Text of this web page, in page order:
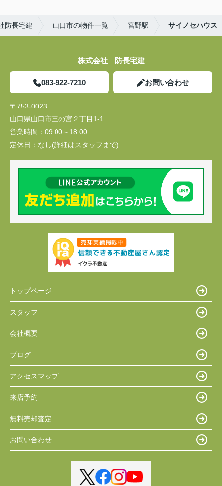
防長宅建 山口市の物件一覧 宮野駅 サイノセハウス
株式会社 防長宅建
083-922-7210 お問い合わせ
〒753-0023
山口県山口市三の宮２丁目1-1
営業時間： 09:00～18:00
定休日： なし(詳細はスタッフまで)
トップページ
スタッフ
会社概要
ブログ
アクセスマップ
来店予約
無料売却査定
お問い合わせ